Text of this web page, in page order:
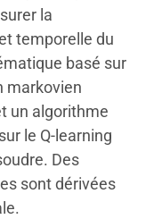
la
temporelle du
basé sur
markovien
un algorithme
le Q-learning
Des
sont dérivées